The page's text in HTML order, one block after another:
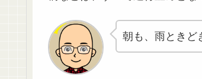
朝も、雨ときど